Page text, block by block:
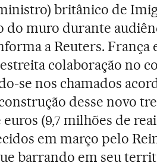
britânico de
do muro durante
a Reuters. França
colaboração no
se nos chamados
desse novo
(9,7 milhões de
em março pelo
barrando em seu